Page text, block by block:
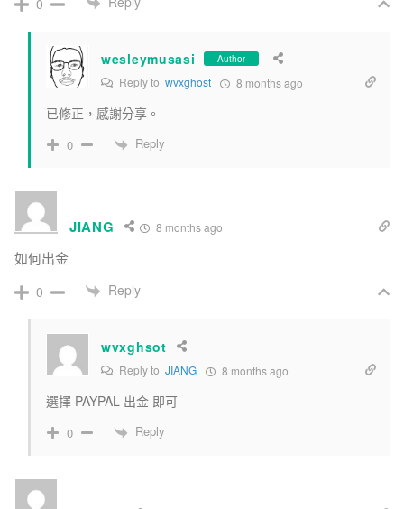
wesleymusasi Author
Reply to wvxghost 8 months ago
已修正，感謝分享。
0 Reply
JIANG 8 months ago
如何出金
0 Reply
wvxghsot
Reply to JIANG 8 months ago
選擇 PAYPAL 出金 即可
0 Reply